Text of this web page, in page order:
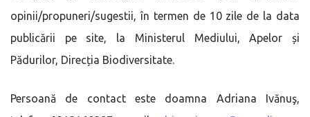
opinii/propuneri/sugestii, în termen de 10 zile de la data
publicării pe site, la Ministerul Mediului, Apelor și
Pădurilor, Direcția Biodiversitate.
Persoană de contact este doamna Adriana Ivănuş,